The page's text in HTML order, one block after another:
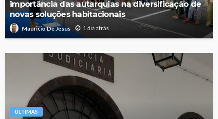
importância das autarquias na diversificação de
novas soluções habitacionais
Mauricio De Jesus 1 dia atrás
ÚLTIMAS